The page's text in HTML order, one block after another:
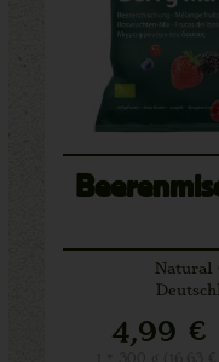
Natural
4,99 €